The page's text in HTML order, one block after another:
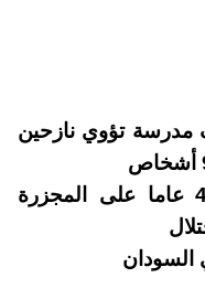
تؤوي نازحين
صبرا وشاتيلا.. 42 عاما على المجزرة